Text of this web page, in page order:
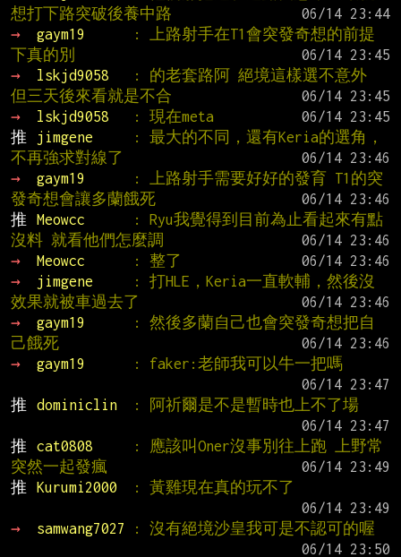
想打下路突破後養中路
→
gaym19
: 上路射手在T1會突發奇想的前提
下真的別
→
lskjd9058
: 的老套路阿 絕境這樣選不意外
但三天後來看就是不合
→
lskjd9058 : 現在meta
推
jimgene
: 最大的不同，還有Keria的選角，
不再強求對線了
→
gaym19
: 上路射手需要好好的發育 T1的突
發奇想會讓多蘭餓死
推
Meowcc
: Ryu我覺得到目前為止看起來有點
沒料 就看他們怎麼調
→
Meowcc : 整了
→
jimgene
: 打HLE，Keria一直軟輔，然後沒
效果就被車過去了
→
gaym19
: 然後多蘭自己也會突發奇想把自
己餓死
→
gaym19
: faker:老師我可以牛一把嗎
推
dominiclin
: 阿祈爾是不是暫時也上不了場
推
cat0808
: 應該叫Oner沒事別往上跑 上野常
突然一起發瘋
推
Kurumi2000
: 黃雞現在真的玩不了
→
samwang7027
: 沒有絕境沙皇我可是不認可的喔